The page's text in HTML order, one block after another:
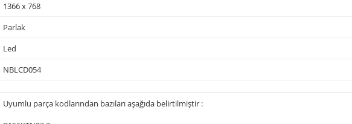
1366 x 768
Parlak
Led
NBLCD054
Uyumlu parça kodlarından bazıları aşağıda belirtilmiştir :